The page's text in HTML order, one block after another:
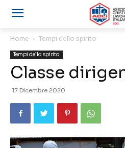
Home Tempi dello spirito
Tempi dello spirito
Classe
17 Dicembre 2020